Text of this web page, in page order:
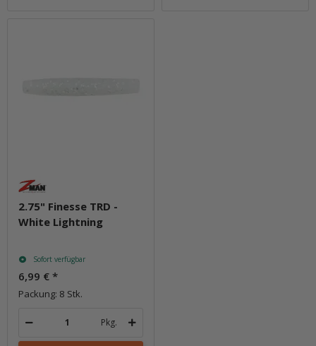
2.75" Finesse TRD -
White Lightning
Sofort verfügbar
6,99 € *
Packung: 8 Stk.
Pkg.